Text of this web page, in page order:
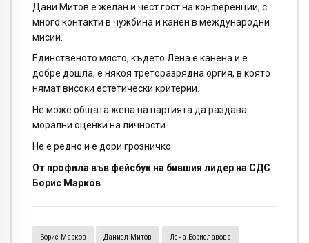
Дани Митов е желан и чест гост на конференции, с
много контакти в чужбина и канен в международни
мисии.
Единственото място, където Лена е канена и е
добре дошла, е някоя треторазрядна оргия, в която
нямат високи естетически критерии.
Не може общата жена на партията да раздава
морални оценки на личности.
Не е редно и е дори грозничко.
От профила във фейсбук на бившия лидер на СДС
Борис Марков
Борис Марков Даниел Митов Лена Бориславова